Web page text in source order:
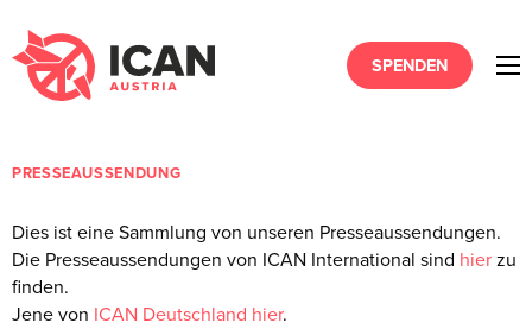
SPENDEN
PRESSEAUSSENDUNG
Dies ist eine Sammlung von unseren Presseaussendungen.
Die Presseaussendungen von ICAN International sind hierzu
finden.
Jene von ICAN Deutschland hier.